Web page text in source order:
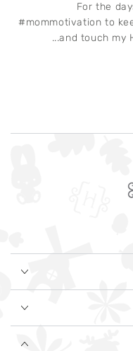
For the
#mommotivation to
and touch my